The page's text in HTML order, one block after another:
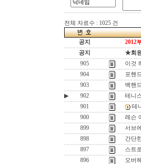
전체 자료수 : 1025 건
공지 2012
공지
★회
905
이것
904
포핸
903
백핸
▶
902 테니
901
테
900
레슨
899
서브
898
간단
897
스트
896
오버